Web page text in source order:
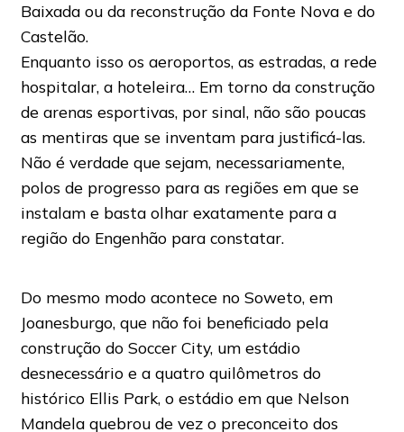
Baixada ou da reconstrução da Fonte Nova e do
Castelão.
Enquanto isso os aeroportos, as estradas, a rede
hospitalar, a hoteleira… Em torno da construção
de arenas esportivas, por sinal, não são poucas
as mentiras que se inventam para justificá-las.
Não é verdade que sejam, necessariamente,
polos de progresso para as regiões em que se
instalam e basta olhar exatamente para a
região do Engenhão para constatar.
Do mesmo modo acontece no Soweto, em
Joanesburgo, que não foi beneficiado pela
construção do Soccer City, um estádio
desnecessário e a quatro quilômetros do
histórico Ellis Park, o estádio em que Nelson
Mandela quebrou de vez o preconceito dos